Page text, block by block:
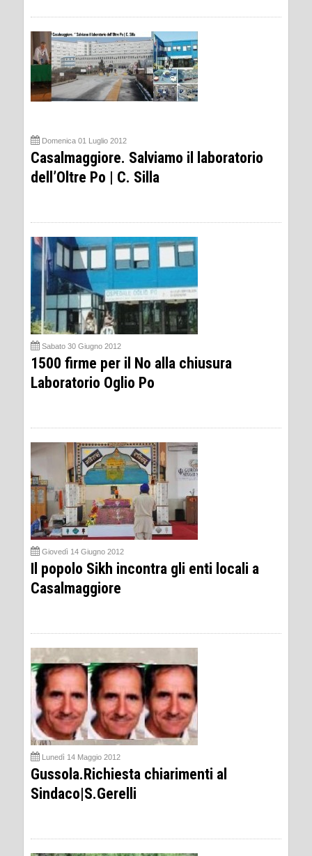
Domenica 01 Luglio 2012
Casalmaggiore. Salviamo il laboratorio
dell’Oltre Po | C. Silla
Sabato 30 Giugno 2012
1500 firme per il No alla chiusura
Laboratorio Oglio Po
Giovedì 14 Giugno 2012
Il popolo Sikh incontra gli enti locali a
Casalmaggiore
Lunedì 14 Maggio 2012
Gussola.Richiesta chiarimenti al
Sindaco|S.Gerelli